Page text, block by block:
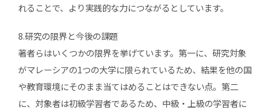
れることで、より実践的な力につながるとしています。
8.研究の限界と今後の課題
著者らはいくつかの限界を挙げています。第一に、研究対象
がマレーシアの1つの大学に限られているため、結果を他の国
や教育環境にそのまま当てはめることはできない点。第二
に、対象者は初級学習者であるため、中級・上級の学習者に